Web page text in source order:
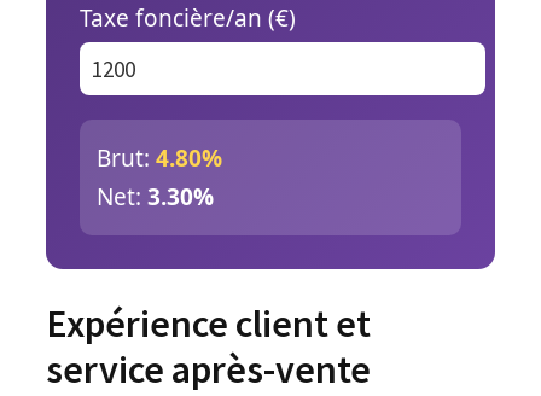
Taxe foncière/an (€)
Brut: 4.80%
Net: 3.30%
Expérience client et
service après-vente